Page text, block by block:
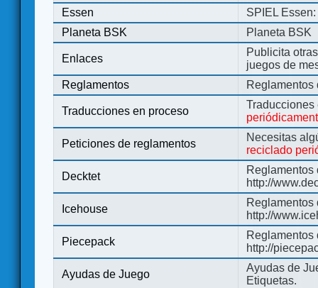
Essen
SPIEL
Planeta BSK
Planeta BSK
Enlaces
Publicita
juegos de
Reglamentos
Reglamentos
Traducciones en proceso
Peticiones de reglamentos
Necesitas
reciclado
Decktet
Reglamentos
http://
Icehouse
Reglamentos
http://
Piecepack
Reglamentos
http://
Ayudas de Juego
Ayudas de
Etiquetas.